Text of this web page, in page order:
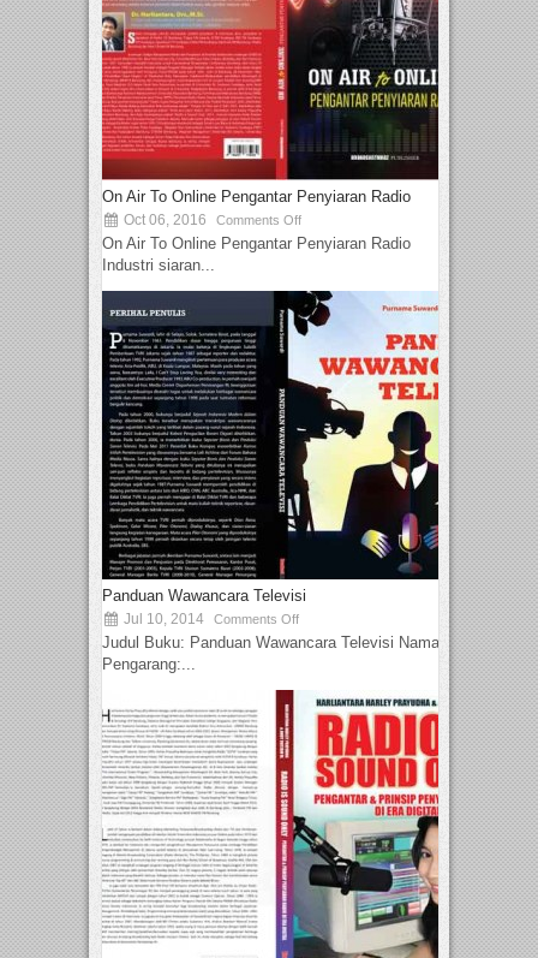
On Air To Online Pengantar Penyiaran Radio
Oct 06, 2016 Comments Off
On Air To Online Pengantar Penyiaran Radio
Industri siaran...
Panduan Wawancara Televisi
Jul 10, 2014 Comments Off
Judul Buku: Panduan Wawancara Televisi Nama
Pengarang:...